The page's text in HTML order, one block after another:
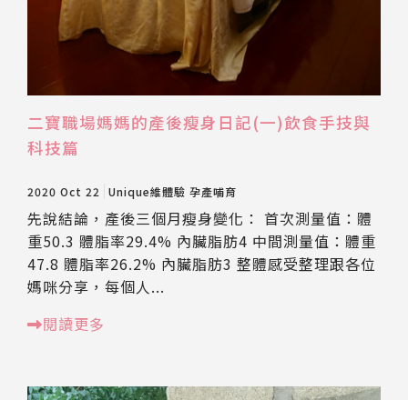
二寶職場媽媽的產後瘦身日記(一)飲食手技與
科技篇
2020 Oct 22 Unique維體驗 孕產哺育
先說結論，產後三個月瘦身變化： 首次測量值：體
重50.3 體脂率29.4% 內臟脂肪4 中間測量值：體重
47.8 體脂率26.2% 內臟脂肪3 整體感受整理跟各位
媽咪分享，每個人...
閱讀更多